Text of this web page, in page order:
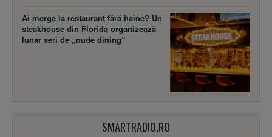
Ai merge la restaurant fără haine? Un
steakhouse din Florida organizează
lunar seri de „nude dining”
SMARTRADIO.RO